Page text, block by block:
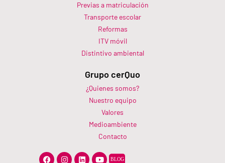
Previas a matriculación
Transporte escolar
Reformas
ITV móvil
Distintivo ambiental
Grupo cerQuo
¿Quienes somos?
Nuestro equipo
Valores
Medioambiente
Contacto
F
I
L
Y